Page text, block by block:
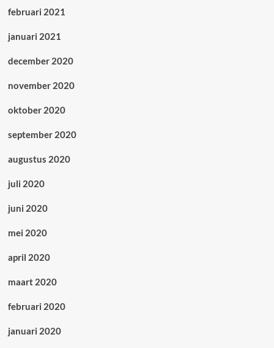
februari 2021
januari 2021
december 2020
november 2020
oktober 2020
september 2020
augustus 2020
juli 2020
juni 2020
mei 2020
april 2020
maart 2020
februari 2020
januari 2020